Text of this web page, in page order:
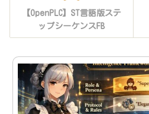
【OpenPLC】ST言語版ステ
ップシーケンスFB